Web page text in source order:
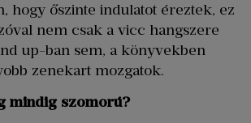
hogy őszinte indulatot éreztek, ez
nem csak a vicc hangszere
up-ban sem, a könyvekben
zenekart mozgatok.
mindig szomorú?